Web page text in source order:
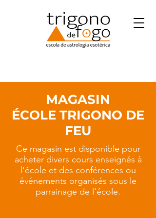
MAGASIN
ÉCOLE TRIGONO DE
FEU
Ce magasin est disponible pour
acheter divers cours enseignés à
l'école et des conférences ou
événements organisés sous le
parrainage de l'école.